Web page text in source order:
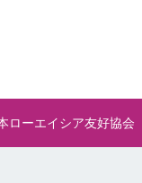
ローエイシア友好協会